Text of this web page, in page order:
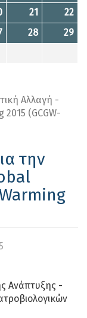
21
22
28
29
Αλλαγή -
(GCGW-
την
Ανάπτυξης -